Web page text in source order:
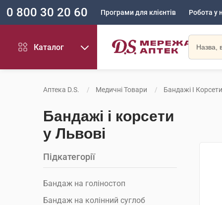
0 800 30 20 60 Програми для клієнтів Робота у
Каталог
Аптека D.S. Медичні Товари Бандажі І Корсети
Бандажі і корсети
у Львові
Підкатегорії
Бандаж на голіностоп
Бандаж на колінний суглоб